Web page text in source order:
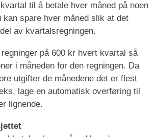
til å betale hver måned på noen
kan spare hver måned slik at det
av kvartalsregningen.
på 600 kr hvert kvartal så
i måneden for den regningen. Da
utgifter de månedene det er flest
lage en automatisk overføring til
lignende.